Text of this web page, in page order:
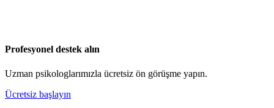
Profesyonel destek alın
Uzman psikologlarımızla ücretsiz ön görüşme yapın.
Ücretsiz başlayın